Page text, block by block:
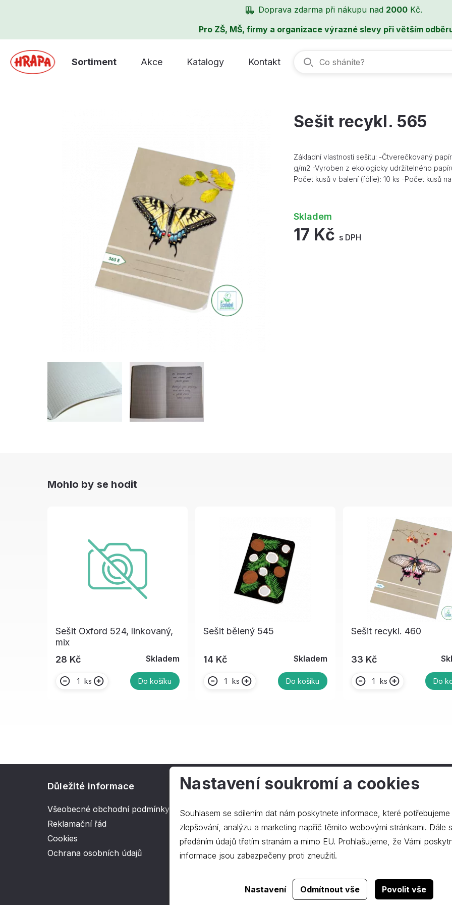
Doprava zdarma při nákupu nad 2000 Kč.
Pro ZŠ, MŠ, firmy a organizace výrazné slevy při větším
Sortiment Akce Katalogy Kontakt
Sešit recykl. 565
Základní vlastnosti sešitu: -Čtverečkovaný
g/m2 -Vyroben z ekologicky udržitelného
Počet kusů v balení (fólie): 10 ks -Počet kusů
Skladem
17 Kč s DPH
Mohlo by se hodit
Sešit Oxford 524, linkovaný,
mix
28 Kč
Skladem
ks Do košíku
Sešit bělený 545
14 Kč Skladem
ks Do košíku
Sešit recykl. 460
33 Kč
ks Do
Důležité informace
Všeobecné obchodní podmínky
Reklamační řád
Cookies
Ochrana osobních údajů
O společnosti
Kontakt
O nás
Realizace webudgstudio.
Nastavení soukromí a cookies
Souhlasem se sdílením dat nám poskytnete informace, které potřebujeme
zlepšování, analýzu a marketing napříč těmito webovými stránkami. Dále souhlasíte s
předáním údajů třetím stranám a mimo EU. Prohlašujeme, že Vámi
informace jsou zabezpečeny proti zneužití.
Nastavení Odmítnout vše Povolit vše